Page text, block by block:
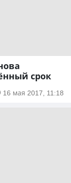
срок
16 мая 2017, 11:18